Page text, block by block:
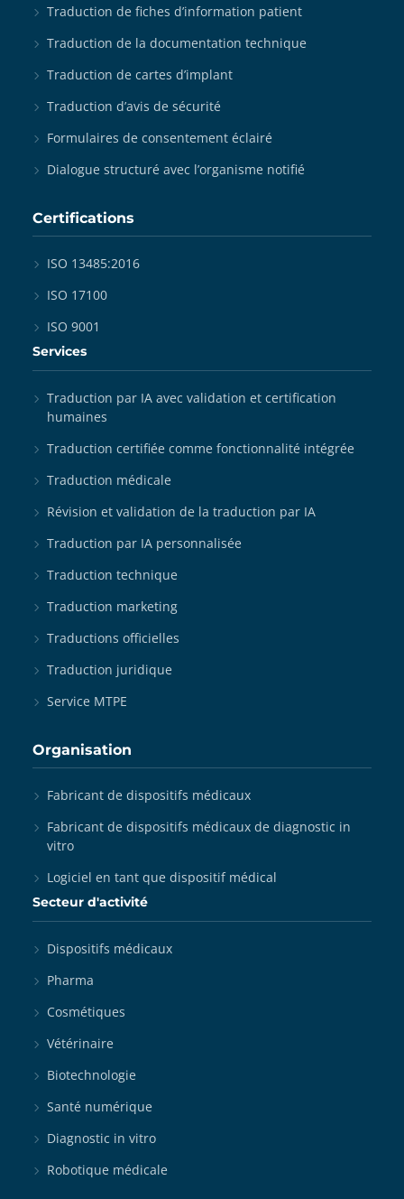
Traduction de fiches d’information patient
Traduction de la documentation technique
Traduction de cartes d’implant
Traduction d’avis de sécurité
Formulaires de consentement éclairé
Dialogue structuré avec l’organisme notifié
Certifications
ISO 13485:2016
ISO 17100
ISO 9001
Services
Traduction par IA avec validation et certification
humaines
Traduction certifiée comme fonctionnalité intégrée
Traduction médicale
Révision et validation de la traduction par IA
Traduction par IA personnalisée
Traduction technique
Traduction marketing
Traductions officielles
Traduction juridique
Service MTPE
Organisation
Fabricant de dispositifs médicaux
Fabricant de dispositifs médicaux de diagnostic in
vitro
Logiciel en tant que dispositif médical
Secteur d'activité
Dispositifs médicaux
Pharma
Cosmétiques
Vétérinaire
Biotechnologie
Santé numérique
Diagnostic in vitro
Robotique médicale